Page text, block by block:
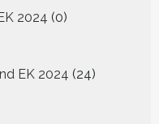
2024 0
producten
EK 2024 24
producten